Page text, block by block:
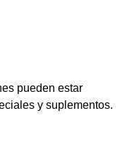
pueden estar
y suplementos.